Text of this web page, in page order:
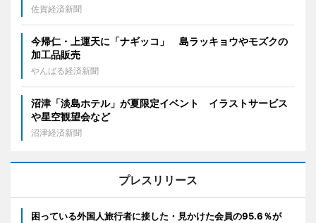
佐賀経済新聞
今帰仁・上運天に「ナギッコ」 島ラッキョウやモズクの
加工品販売
やんばる経済新聞
沼津「淡島ホテル」が夏限定イベント イラストサービス
や星空観望会など
沼津経済新聞
プレスリリース
困っている外国人旅行者に接した・見かけた会員の95.6％が